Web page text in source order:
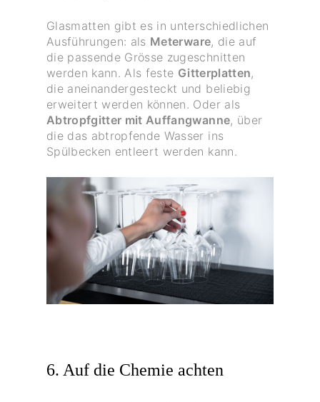
Glasmatten gibt es in unterschiedlichen
Ausführungen: als Meterware, die auf
die passende Grösse zugeschnitten
werden kann. Als feste Gitterplatten,
die aneinandergesteckt und beliebig
erweitert werden können. Oder als
Abtropfgitter mit Auffangwanne, über
die das abtropfende Wasser ins
Spülbecken entleert werden kann.
6. Auf die Chemie achten